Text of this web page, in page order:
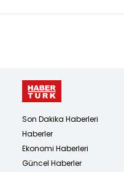
Son Dakika Haberleri
Haberler
Ekonomi Haberleri
Güncel Haberler